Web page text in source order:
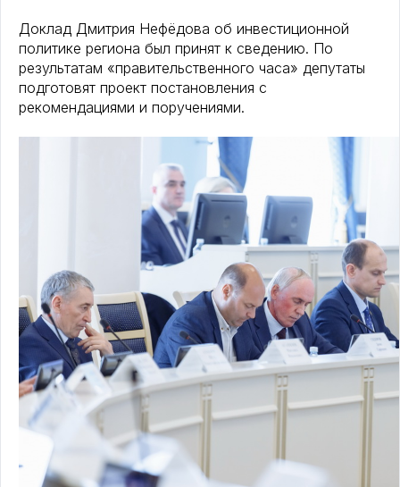
Доклад Дмитрия Нефёдова об инвестиционной
политике региона был принят к сведению. По
результатам «правительственного часа» депутаты
подготовят проект постановления с
рекомендациями и поручениями.